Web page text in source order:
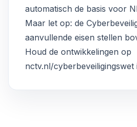
automatisch de basis voor
Maar let op: de
aanvullende eisen stellen
Houd de ontwikkelingen op
nctv.nl/cyberbeveiligingswet